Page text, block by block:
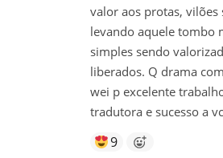
valor aos protas,
levando aquele tombo
simples sendo
liberados. Q drama
wei p excelente
tradutora e sucesso a
9